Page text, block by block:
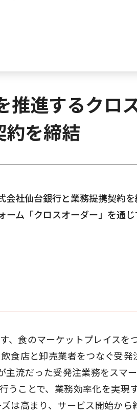
推進するクロ
約を締結
会社仙台銀行と業務提携契約
ーム「クロスオーダー」を通
、食のマーケットプレイスを
食店と卸売業者をつなぐ受
主流だった受発注業務をスマ
うことで、業務効率化を実現
は高まり、サービス開始か